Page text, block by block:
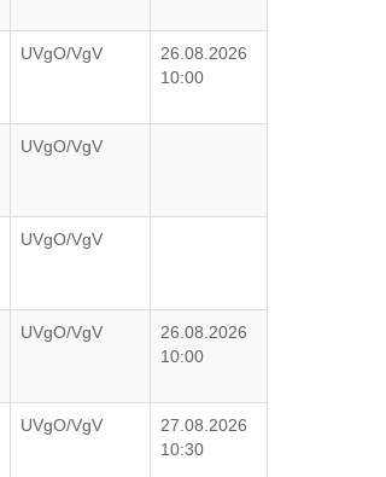
UVgO/VgV
26.08.2026
10:00
UVgO/VgV
UVgO/VgV
UVgO/VgV
26.08.2026
10:00
UVgO/VgV
27.08.2026
10:30